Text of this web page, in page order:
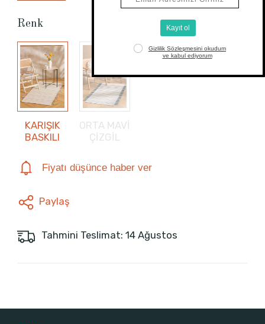
Renk
KARIŞIK
BASKILI
ORTA MAVİ
ÇİZGİL
Fiyatı düşünce haber ver
Paylaş
Tahmini Teslimat: 14 Ağustos